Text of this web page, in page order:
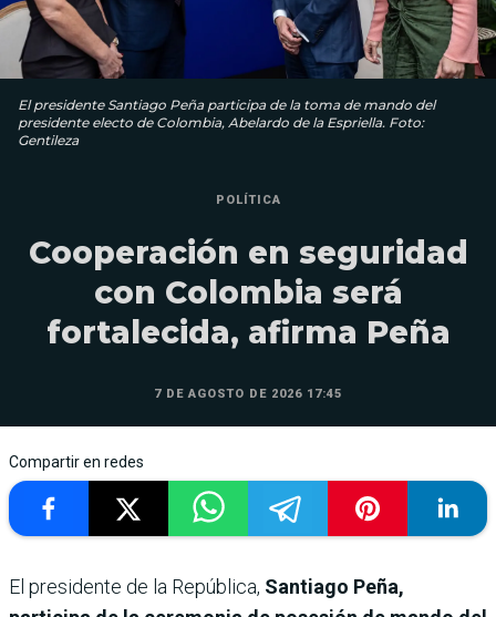
El presidente Santiago Peña participa de la toma de mando del
presidente electo de Colombia, Abelardo de la Espriella. Foto:
Gentileza
POLÍTICA
Cooperación en seguridad
con Colombia será
fortalecida, afirma Peña
7 DE AGOSTO DE 2026 17:45
Compartir en redes
El presidente de la República, Santiago Peña,